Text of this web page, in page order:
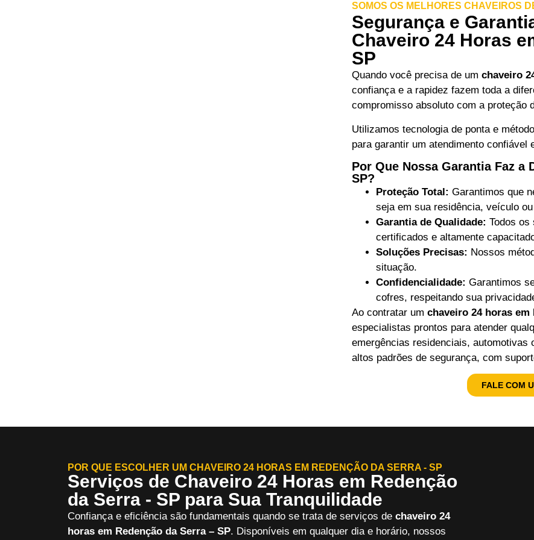
SOMOS OS MELHORES CHAVEIROS
Segurança e
Chaveiro 24 Horas
SP
Quando você precisa de um chaveiro
confiança e a rapidez fazem toda a
compromisso absoluto com a proteção
Utilizamos tecnologia de ponta e
para garantir um atendimento confiável
Por Que Nossa Garantia Faz a
SP?
Proteção Total: Garantimos que
seja em sua residência, veículo
Garantia de Qualidade: Todos
certificados e altamente
Soluções Precisas: Nossos
situação.
Confidencialidade: Garantimos
cofres, respeitando sua
Ao contratar um chaveiro 24 horas em
especialistas prontos para atender
emergências residenciais, automotivas
altos padrões de segurança, com
FALE COM
POR QUE ESCOLHER UM CHAVEIRO 24 HORAS EM REDENÇÃO DA SERRA - SP
Serviços de Chaveiro 24 Horas em Redenção
da Serra - SP para Sua Tranquilidade
Confiança e eficiência são fundamentais quando se trata de serviços de chaveiro 24
horas em Redenção da Serra – SP. Disponíveis em qualquer dia e horário, nossos